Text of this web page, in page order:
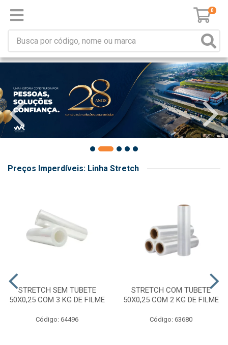
0
Preços Imperdíveis: Linha Stretch
STRETCH SEM TUBETE
50X0,25 COM 3 KG DE FILME
Código: 64496
STRETCH COM TUBETE
50X0,25 COM 2 KG DE FILME
Código: 63680